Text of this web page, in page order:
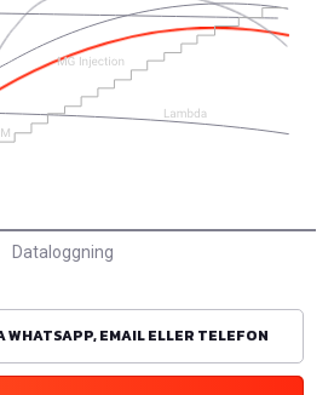
Dataloggning
WHATSAPP, EMAIL ELLER TELEFON